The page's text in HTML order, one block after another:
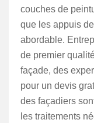
couches de
que les appuis
abordable.
de premier
façade, des
pour un devis
des façadiers
les traitements